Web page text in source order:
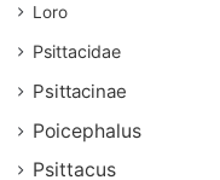
Loro
Psittacidae
Psittacinae
Poicephalus
Psittacus